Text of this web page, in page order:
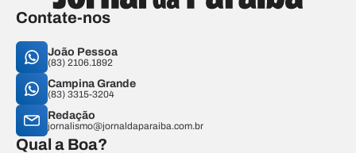
Contate-nos
João Pessoa
(83) 2106.1892
Campina Grande
(83) 3315-3204
Redação
jornalismo@jornaldaparaiba.com.br
Qual a Boa?